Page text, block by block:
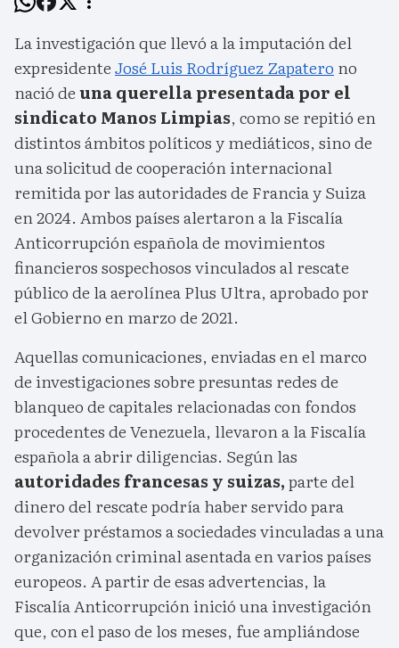
La investigación que llevó a la imputación del
expresidenteJosé Luis Rodríguez Zapatero no
nació deuna querella presentada por el
sindicato Manos Limpias, como se repitió en
distintos ámbitos políticos y mediáticos, sino de
una solicitud de cooperación internacional
remitida por las autoridades de Francia y Suiza
en 2024. Ambos países alertaron a la Fiscalía
Anticorrupción española de movimientos
financieros sospechosos vinculados al rescate
público de la aerolínea Plus Ultra, aprobado por
el Gobierno en marzo de 2021.
Aquellas comunicaciones, enviadas en el marco
de investigaciones sobre presuntas redes de
blanqueo de capitales relacionadas con fondos
procedentes de Venezuela, llevaron a la Fiscalía
española a abrir diligencias. Según las
autoridades francesas y suizas,parte del
dinero del rescate podría haber servido para
devolver préstamos a sociedades vinculadas a una
organización criminal asentada en varios países
europeos. A partir de esas advertencias, la
Fiscalía Anticorrupción inició una investigación
que, con el paso de los meses, fue ampliándose